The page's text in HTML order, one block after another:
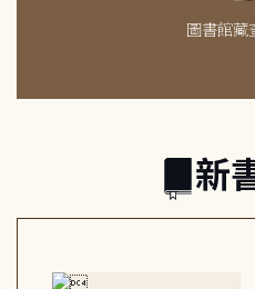
圖書館藏
新